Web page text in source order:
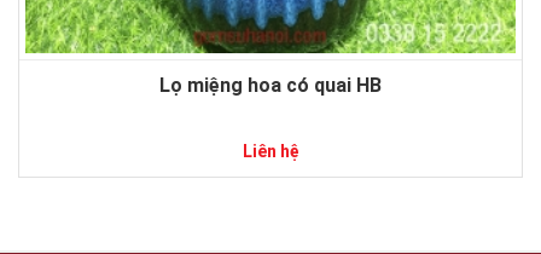
Lọ miệng hoa có quai HB
Liên hệ